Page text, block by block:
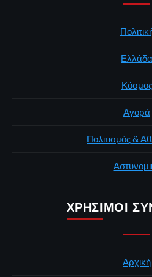
Ελλάδα
Κόσμος
Αγορά
Πολιτισμός &
ΧΡΉΣΙΜΟΙ
Αρχική